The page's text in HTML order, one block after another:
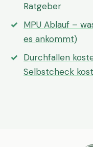
Ratgeber
MPU Ablauf –
es ankommt)
Durchfallen
Selbstcheck